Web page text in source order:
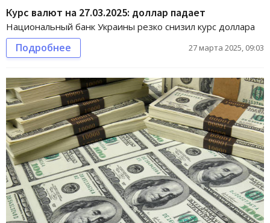
Курс валют на 27.03.2025: доллар падает
Национальный банк Украины резко снизил курс доллара
Подробнее 27 марта 2025, 09:03